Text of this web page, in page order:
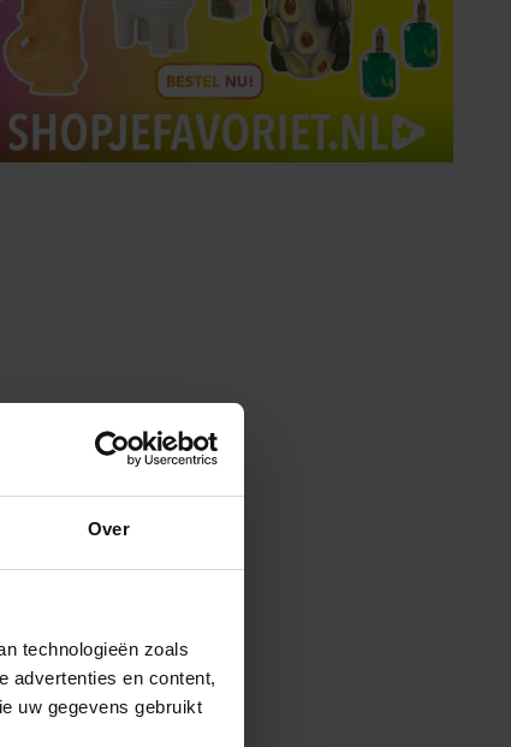
Over
technologieën zoals
advertenties en content,
uw gegevens gebruikt